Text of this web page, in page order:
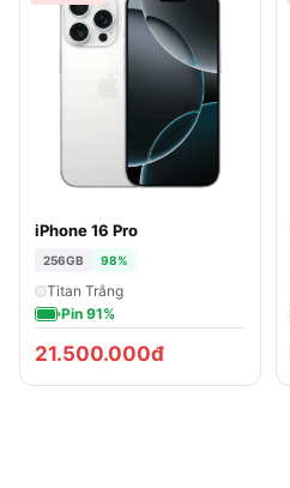
iPhone 16 Pro
256GB 98%
Titan Trắng
Pin 91%
21.500.000đ